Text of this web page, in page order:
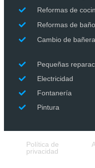
Reformas de
Reformas de baño
Cambio de
Pequeñas
Electricidad
Fontanería
Pintura
Política de
privacidad